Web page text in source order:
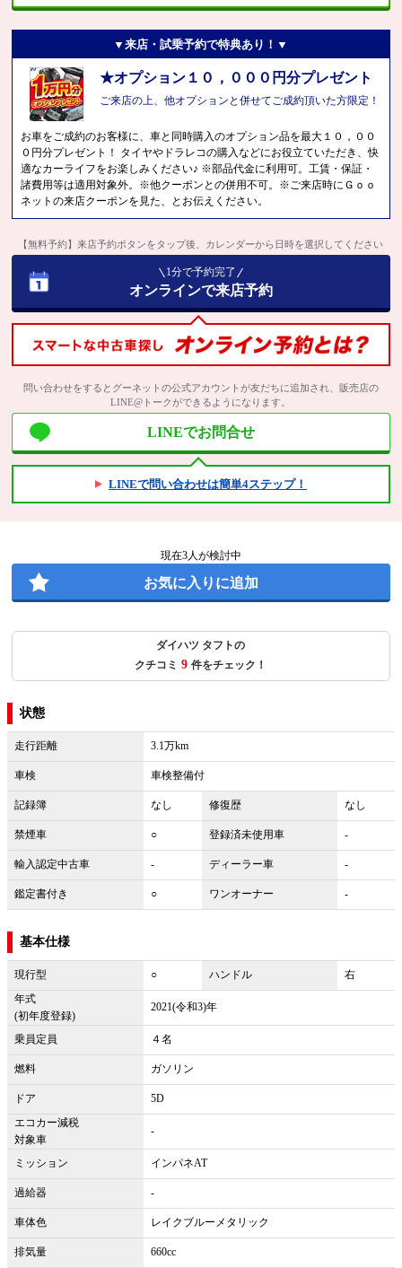
▼来店・試乗予約で特典あり！▼
★オプション１０，０００円分プレゼント
ご来店の上、他オプションと併せてご成約頂いた方限定！
お車をご成約のお客様に、車と同時購入のオプション品を最大１０，００
０円分プレゼント！ タイヤやドラレコの購入などにお役立ていただき、快
適なカーライフをお楽しみください♪ ※部品代金に利用可。工賃・保証・
諸費用等は適用対象外。※他クーポンとの併用不可。※ご来店時にＧｏｏ
ネットの来店クーポンを見た、とお伝えください。
【無料予約】来店予約ボタンをタップ後、カレンダーから日時を選択してください
1分で予約完了
オンラインで来店予約
問い合わせをするとグーネットの公式アカウントが友だちに追加され、販売店の
LINE@トークができるようになります。
LINEでお問合せ
LINEで問い合わせは簡単4ステップ！
現在3人が検討中
お気に入りに追加
ダイハツ タフトの
クチコミ 9 件をチェック！
状態
走行距離 3.1万km
車検 車検整備付
記録簿 なし 修復歴 なし
禁煙車 ○ 登録済未使用車 -
輸入認定中古車 - ディーラー車 -
鑑定書付き ○ ワンオーナー -
基本仕様
現行型 ○ ハンドル
右
年式
(初年度登録)
2021(令和3)年
乗員定員 ４名
燃料 ガソリン
ドア
5D
エコカー減税
対象車
-
ミッション インパネAT
過給器 -
車体色 レイクブルーメタリック
排気量 660cc